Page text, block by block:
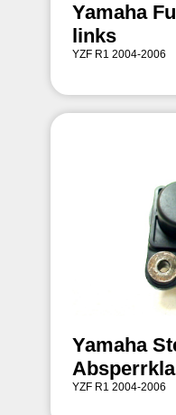
Yamaha
links
YZF R1 2004-2006
Yamaha
YZF R1 2004-2006